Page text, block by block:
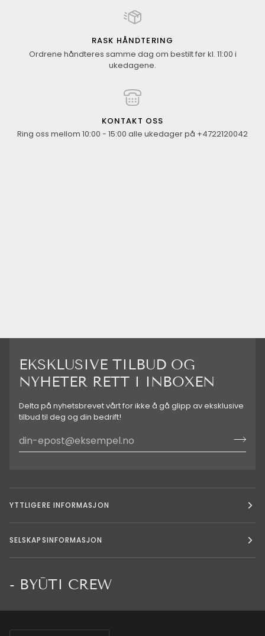
RASK HÅNDTERING
Ordrene håndteres samme dag om bestilt før kl. 11:00 i
ukedagene.
KONTAKT OSS
Ring oss mellom 10:00 - 15:00 alle ukedager på +4722120042
EKSKLUSIVE TILBUD OG
NYHETER RETT I INBOXEN
Delta på nyhetsbrevet vårt for ikke å gå glipp av eksklusive
tilbud til deg og din bedrift!
YTTLIGERE INFORMASJON
SELSKAPSINFORMASJON
- BYŪTI CREW